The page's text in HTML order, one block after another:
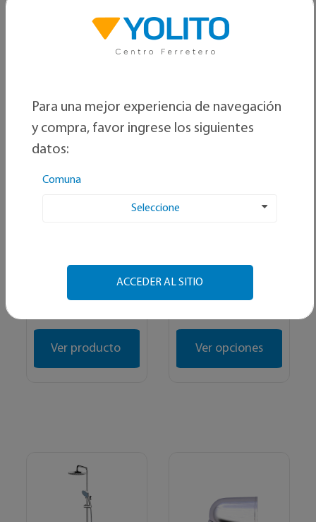
Ordenar por:
$ 4.540
Ver producto
C/U
Ver opciones
Para una mejor experiencia de navegación
y compra, favor ingrese los siguientes
datos:
Comuna
Seleccione
ACCEDER AL SITIO